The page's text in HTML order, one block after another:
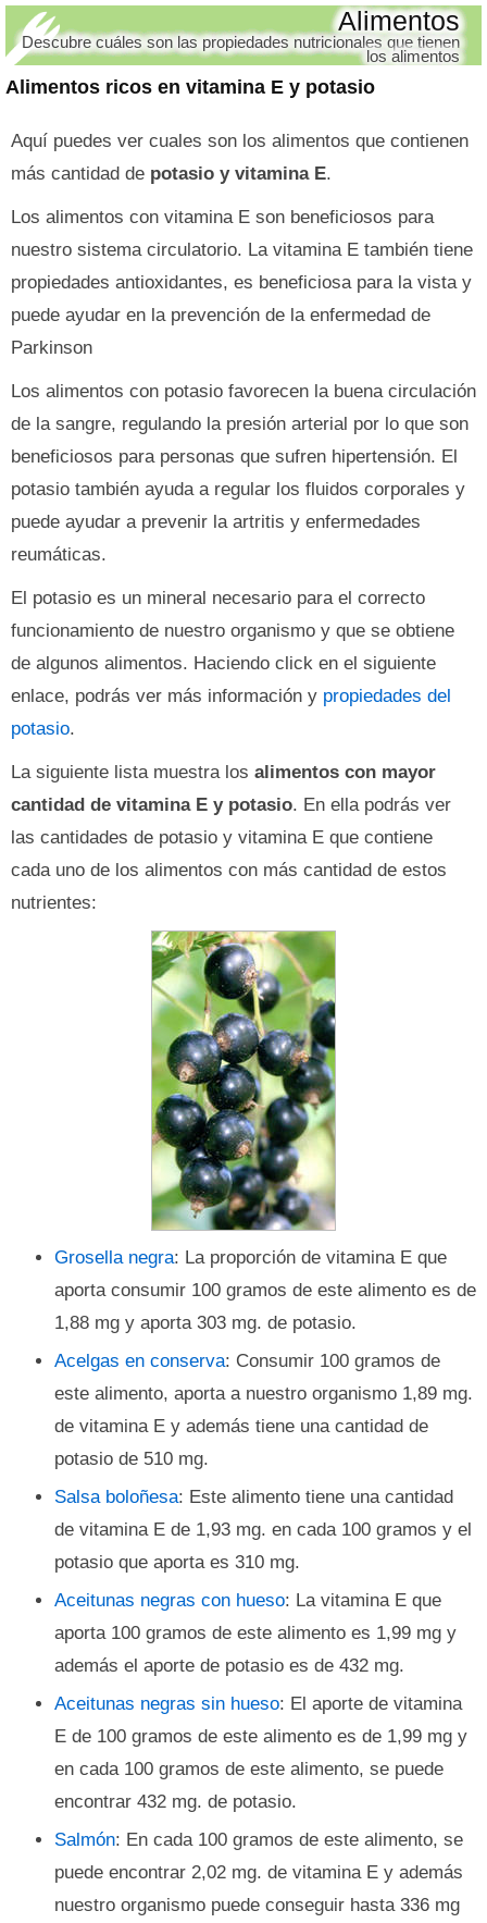
Alimentos ricos en vitamina E y potasio
Alimentos
Descubre cuáles son las propiedades nutricionales que tienen
los alimentos
Aquí puedes ver cuales son los alimentos que contienen
más cantidad de potasio y vitamina E.
Los alimentos con vitamina E son beneficiosos para
nuestro sistema circulatorio. La vitamina E también tiene
propiedades antioxidantes, es beneficiosa para la vista y
puede ayudar en la prevención de la enfermedad de
Parkinson
Los alimentos con potasio favorecen la buena circulación
de la sangre, regulando la presión arterial por lo que son
beneficiosos para personas que sufren hipertensión. El
potasio también ayuda a regular los fluidos corporales y
puede ayudar a prevenir la artritis y enfermedades
reumáticas.
El potasio es un mineral necesario para el correcto
funcionamiento de nuestro organismo y que se obtiene
de algunos alimentos. Haciendo click en el siguiente
enlace, podrás ver más información y propiedades del
potasio.
La siguiente lista muestra los alimentos con mayor
cantidad de vitamina E y potasio. En ella podrás ver
las cantidades de potasio y vitamina E que contiene
cada uno de los alimentos con más cantidad de estos
nutrientes:
Grosella negra: La proporción de vitamina E que
aporta consumir 100 gramos de este alimento es de
1,88 mg y aporta 303 mg. de potasio.
Acelgas en conserva: Consumir 100 gramos de
este alimento, aporta a nuestro organismo 1,89 mg.
de vitamina E y además tiene una cantidad de
potasio de 510 mg.
Salsa boloñesa: Este alimento tiene una cantidad
de vitamina E de 1,93 mg. en cada 100 gramos y el
potasio que aporta es 310 mg.
Aceitunas negras con hueso: La vitamina E que
aporta 100 gramos de este alimento es 1,99 mg y
además el aporte de potasio es de 432 mg.
Aceitunas negras sin hueso: El aporte de vitamina
E de 100 gramos de este alimento es de 1,99 mg y
en cada 100 gramos de este alimento, se puede
encontrar 432 mg. de potasio.
Salmón: En cada 100 gramos de este alimento, se
puede encontrar 2,02 mg. de vitamina E y además
nuestro organismo puede conseguir hasta 336 mg